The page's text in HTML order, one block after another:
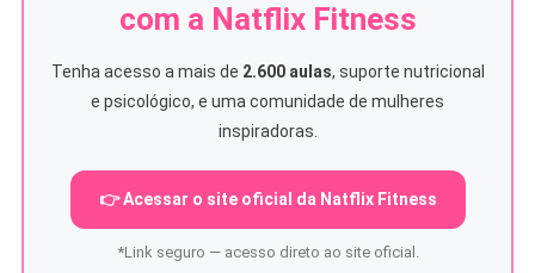
com a Natflix Fitness
Tenha acesso a mais de 2.600 aulas, suporte nutricional
e psicológico, e uma comunidade de mulheres
inspiradoras.
👉 Acessar o site oficial da Natflix Fitness
*Link seguro — acesso direto ao site oficial.